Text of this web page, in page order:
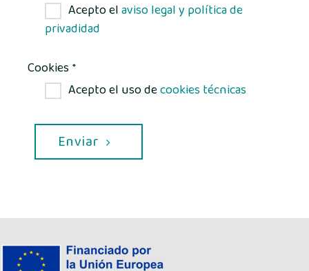
Acepto elaviso legal y política de
privadidad
Cookies *
Acepto el uso decookies técnicas
Enviar